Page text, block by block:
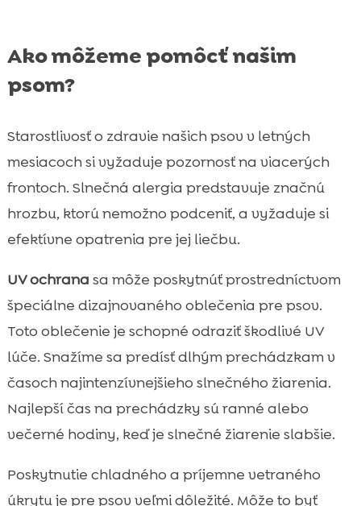
Ako môžeme pomôcť našim
psom?
Starostlivosť o zdravie našich psov v letných
mesiacoch si vyžaduje pozornosť na viacerých
frontoch. Slnečná alergia predstavuje značnú
hrozbu, ktorú nemožno podceniť, a vyžaduje si
efektívne opatrenia pre jej liečbu.
UV ochrana sa môže poskytnúť prostredníctvom
špeciálne dizajnovaného oblečenia pre psov.
Toto oblečenie je schopné odraziť škodlivé UV
lúče. Snažíme sa predísť dlhým prechádzkam v
časoch najintenzívnejšieho slnečného žiarenia.
Najlepší čas na prechádzky sú ranné alebo
večerné hodiny, keď je slnečné žiarenie slabšie.
Poskytnutie chladného a príjemne vetraného
úkrytu je pre psov veľmi dôležité. Môže to byť